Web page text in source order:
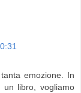
emozione. In
libro, vogliamo